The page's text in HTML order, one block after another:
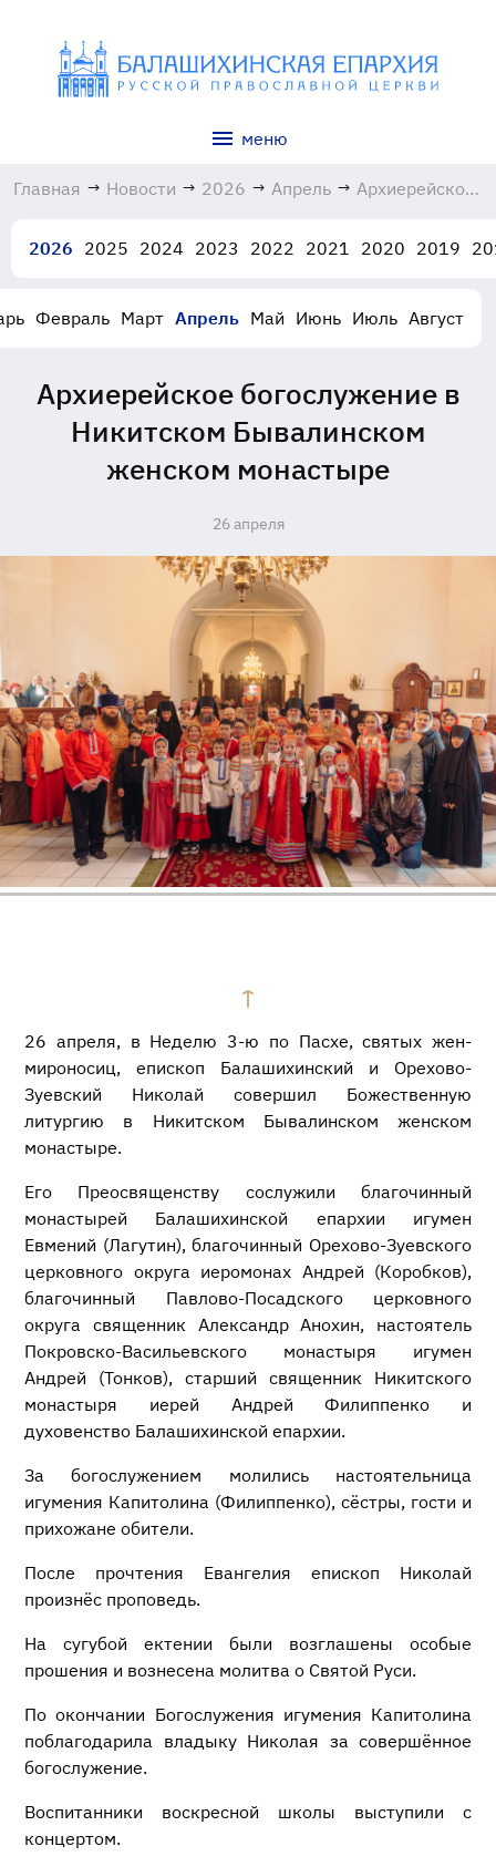
меню
Главная → Новости → 2026 → Апрель → Архиерейское
Бывалинском
26.04.2026
2026 2025 2024 2023 2022 2021 2020 2019
Февраль Март Апрель Май Июнь Июль Август
Архиерейское богослужение в
Никитском Бывалинском
женском монастыре
26 апреля
26 апреля, в Неделю 3-ю по Пасхе, святых жен-
мироносиц, епископ Балашихинский и Орехово-
Зуевский Николай совершил Божественную
литургию в Никитском Бывалинском женском
монастыре.
Его Преосвященству сослужили благочинный
монастырей Балашихинской епархии игумен
Евмений (Лагутин), благочинный Орехово-Зуевского
церковного округа иеромонах Андрей (Коробков),
благочинный Павлово-Посадского церковного
округа священник Александр Анохин, настоятель
Покровско-Васильевского монастыря игумен
Андрей (Тонков), старший священник Никитского
монастыря иерей Андрей Филиппенко и
духовенство Балашихинской епархии.
За богослужением молились настоятельница
игумения Капитолина (Филиппенко), сёстры, гости и
прихожане обители.
После прочтения Евангелия епископ Николай
произнёс проповедь.
На сугубой ектении были возглашены особые
прошения и вознесена молитва о Святой Руси.
По окончании Богослужения игумения Капитолина
поблагодарила владыку Николая за совершённое
богослужение.
Воспитанники воскресной школы выступили с
концертом.